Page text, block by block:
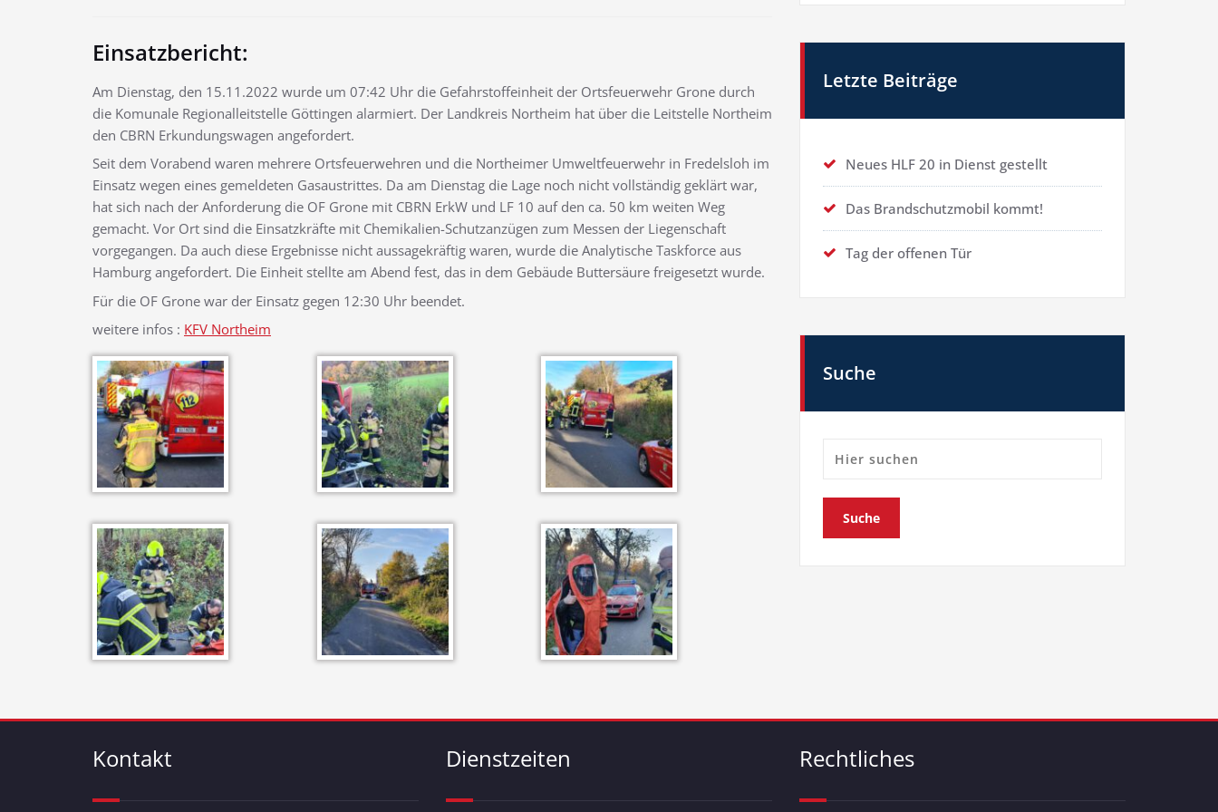
Einsatzbericht:
Am Dienstag, den 15.11.2022 wurde um 07:42 Uhr die Gefahrstoffeinheit der Ortsfeuerwehr Grone durch
die Komunale Regionalleitstelle Göttingen alarmiert. Der Landkreis Northeim hat über die Leitstelle Northeim
den CBRN Erkundungswagen angefordert.
Seit dem Vorabend waren mehrere Ortsfeuerwehren und die Northeimer Umweltfeuerwehr in Fredelsloh im
Einsatz wegen eines gemeldeten Gasaustrittes. Da am Dienstag die Lage noch nicht vollständig geklärt war,
hat sich nach der Anforderung die OF Grone mit CBRN ErkW und LF 10 auf den ca. 50 km weiten Weg
gemacht. Vor Ort sind die Einsatzkräfte mit Chemikalien-Schutzanzügen zum Messen der Liegenschaft
vorgegangen. Da auch diese Ergebnisse nicht aussagekräftig waren, wurde die Analytische Taskforce aus
Hamburg angefordert. Die Einheit stellte am Abend fest, das in dem Gebäude Buttersäure freigesetzt wurde.
Für die OF Grone war der Einsatz gegen 12:30 Uhr beendet.
weitere infos : KFV Northeim
Letzte Beiträge
Neues HLF 20 in Dienst gestellt
Das Brandschutzmobil kommt!
Tag der offenen Tür
Suche
Kontakt Dienstzeiten Rechtliches